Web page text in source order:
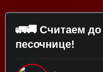
🚛🚚 Считаем
песочнице!